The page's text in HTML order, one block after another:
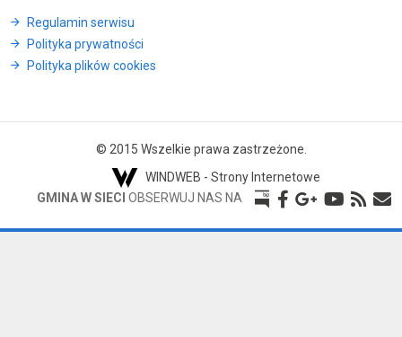
Regulamin serwisu
Polityka prywatności
Polityka plików cookies
© 2015 Wszelkie prawa zastrzeżone.
WINDWEB - Strony Internetowe
GMINA W SIECI OBSERWUJ NAS NA